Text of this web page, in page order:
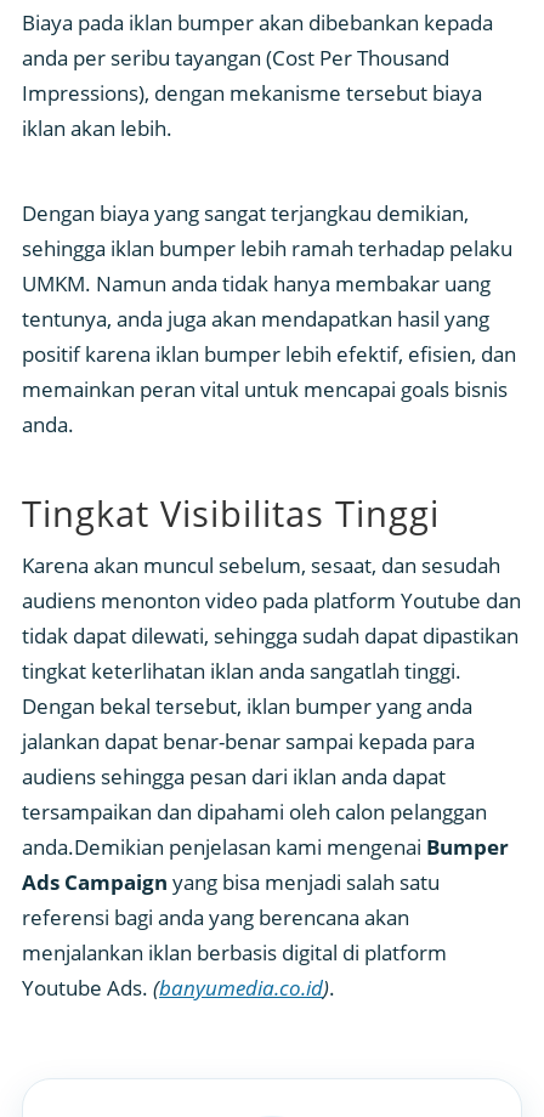
Biaya pada iklan bumper akan dibebankan kepada
anda per seribu tayangan (Cost Per Thousand
Impressions), dengan mekanisme tersebut biaya
iklan akan lebih.
Dengan biaya yang sangat terjangkau demikian,
sehingga iklan bumper lebih ramah terhadap pelaku
UMKM. Namun anda tidak hanya membakar uang
tentunya, anda juga akan mendapatkan hasil yang
positif karena iklan bumper lebih efektif, efisien, dan
memainkan peran vital untuk mencapai goals bisnis
anda.
Tingkat Visibilitas Tinggi
Karena akan muncul sebelum, sesaat, dan sesudah
audiens menonton video pada platform Youtube dan
tidak dapat dilewati, sehingga sudah dapat dipastikan
tingkat keterlihatan iklan anda sangatlah tinggi.
Dengan bekal tersebut, iklan bumper yang anda
jalankan dapat benar-benar sampai kepada para
audiens sehingga pesan dari iklan anda dapat
tersampaikan dan dipahami oleh calon pelanggan
anda.Demikian penjelasan kami mengenai Bumper
Ads Campaign yang bisa menjadi salah satu
referensi bagi anda yang berencana akan
menjalankan iklan berbasis digital di platform
Youtube Ads. (banyumedia.co.id).